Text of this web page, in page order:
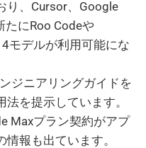
り、Cursor、Google
たにRoo Codeや
モデルが利用可能にな
ジニアリングガイドを
を提示しています。
Maxプラン契約がアプ
報も出ています。